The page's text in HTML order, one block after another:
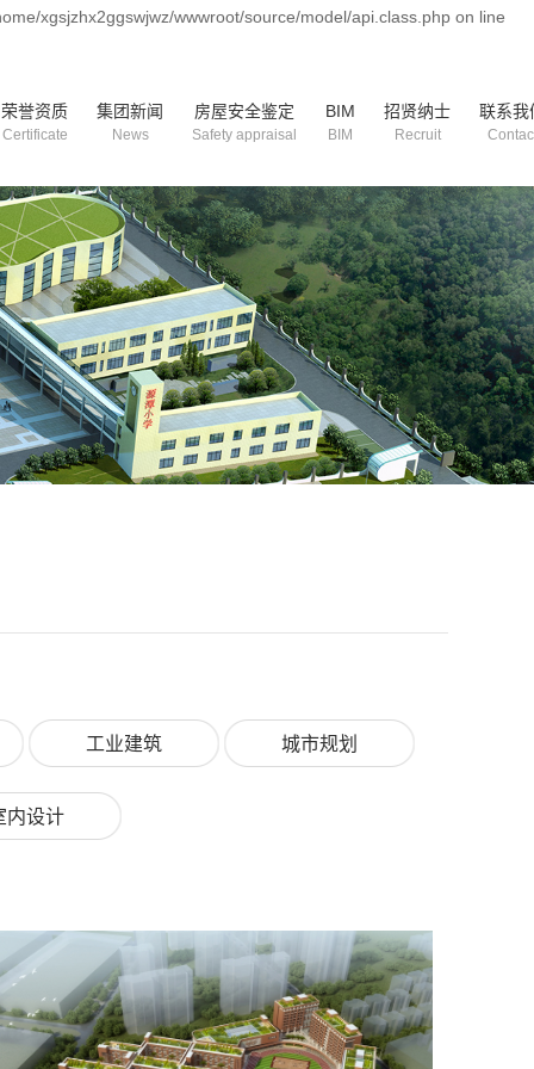
xgsjzhx2ggswjwz/wwwroot/source/model/api.class.php on line
荣誉资质
Certificate
集团新闻
News
房屋安全鉴定
Safety appraisal
BIM
BIM
招贤纳士
Recruit
联系我
工业建筑 城市规划
内设计